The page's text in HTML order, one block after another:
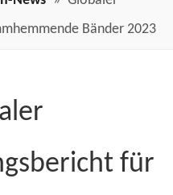
Bänder 2023
für